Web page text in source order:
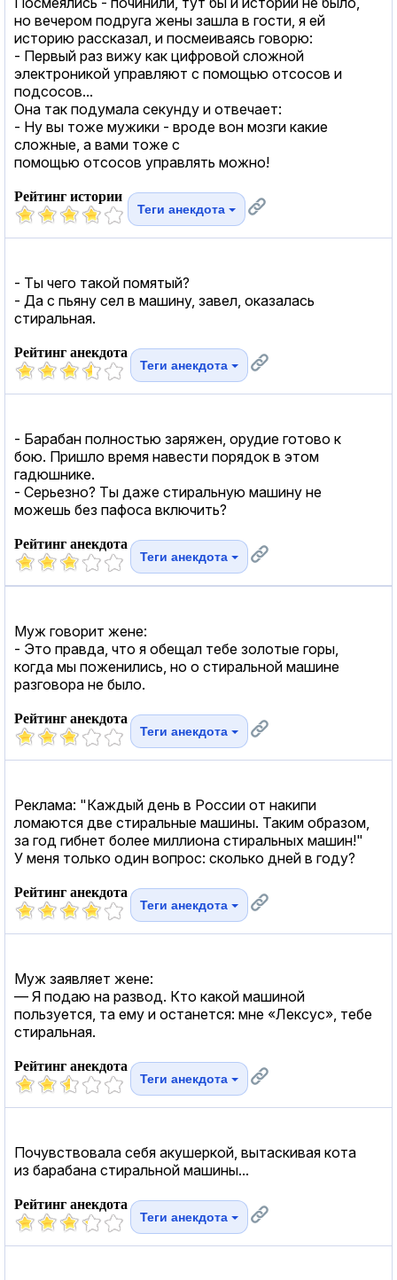
но вечером подруга жены зашла в гости, я ей
историю рассказал, и посмеиваясь говорю:
- Первый раз вижу как цифровой сложной
электроникой управляют с помощью отсосов и
подсосов...
Она так подумала секунду и отвечает:
- Ну вы тоже мужики - вроде вон мозги какие
сложные, а вами тоже с
помощью отсосов управлять можно!
Рейтинг истории
Теги анекдота
- Ты чего такой помятый?
- Да с пьяну сел в машину, завел, оказалась
стиральная.
Рейтинг анекдота
Теги анекдота
- Барабан полностью заряжен, орудие готово к
бою. Пришло время навести порядок в этом
гадюшнике.
- Серьезно? Ты даже стиральную машину не
можешь без пафоса включить?
Рейтинг анекдота
Теги анекдота
Муж говорит жене:
- Это правда, что я обещал тебе золотые горы,
когда мы поженились, но о стиральной машине
разговора не было.
Рейтинг анекдота
Теги анекдота
Реклама: "Каждый день в России от накипи
ломаются две стиральные машины. Таким образом,
за год гибнет более миллиона стиральных машин!"
У меня только один вопрос: сколько дней в году?
Рейтинг анекдота
Теги анекдота
Муж заявляет жене:
— Я подаю на развод. Кто какой машиной
пользуется, та ему и останется: мне «Лексус», тебе
стиральная.
Рейтинг анекдота
Теги анекдота
Почувствовала себя акушеркой, вытаскивая кота
из барабана стиральной машины...
Рейтинг анекдота
Теги анекдота